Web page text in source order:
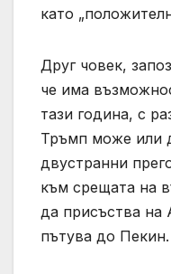
като
Друг човек,
че има
тази година, с
Тръмп може или
двустранни
към срещата на
да присъства на
пътува до Пекин.